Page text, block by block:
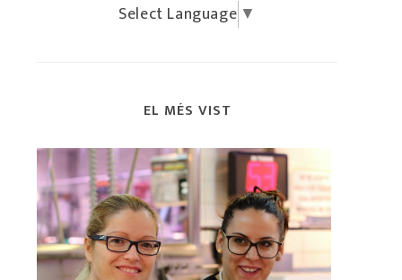
Select Language ▼
EL MÉS VIST